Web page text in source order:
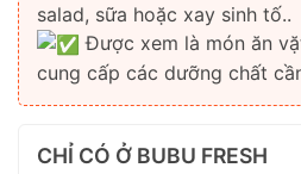
salad, sữa hoặc xay sinh tố..
Được xem là món ăn
cung cấp các dưỡng chất
CHỈ CÓ Ở BUBU FRESH